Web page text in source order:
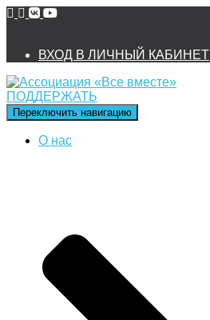
ВХОД В ЛИЧНЫЙ КАБИНЕТ
ПОДДЕРЖАТЬ
Переключить навигацию
О нас